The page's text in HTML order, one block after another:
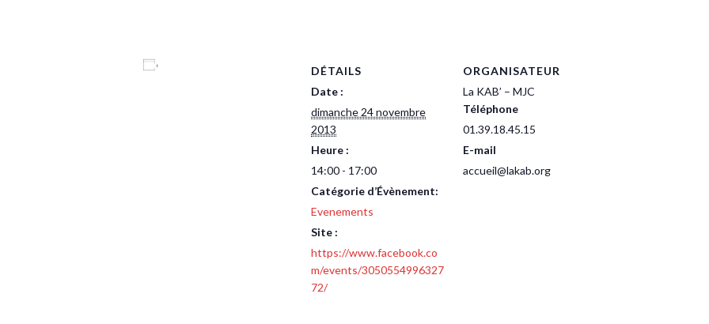
DÉTAILS
Date :
dimanche 24 novembre
2013
Heure :
14:00 - 17:00
Catégorie d’Évènement:
Evenements
Site :
https://www.facebook.co
m/events/3050554996327
72/
ORGANISATEUR
La KAB’ – MJC
Téléphone
01.39.18.45.15
E-mail
accueil@lakab.org